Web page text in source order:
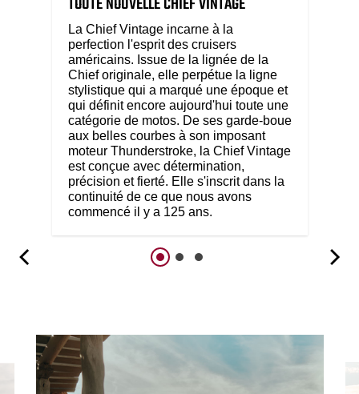
La Chief Vintage incarne à la
perfection l'esprit des cruisers
américains. Issue de la lignée de la
Chief originale, elle perpétue la ligne
stylistique qui a marqué une époque et
qui définit encore aujourd'hui toute une
catégorie de motos. De ses garde-boue
aux belles courbes à son imposant
moteur Thunderstroke, la Chief Vintage
est conçue avec détermination,
précision et fierté. Elle s'inscrit dans la
continuité de ce que nous avons
commencé il y a 125 ans.